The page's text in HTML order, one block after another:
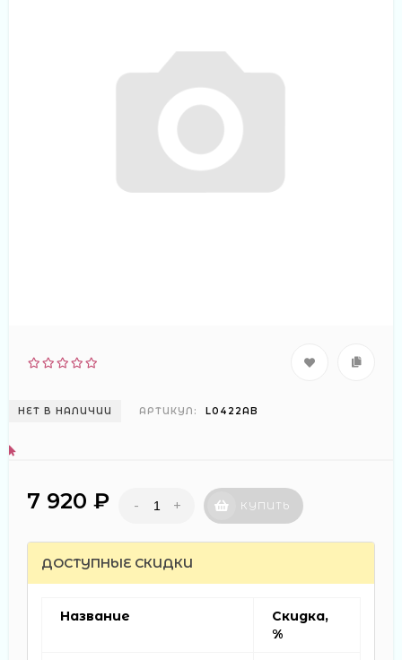
НЕТ В НАЛИЧИИ АРТИКУЛ: L0422AB
7 920 ₽ - + КУПИТЬ
ДОСТУПНЫЕ СКИДКИ
Название
Скидка,
%